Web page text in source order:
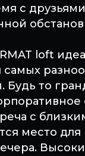
с
loft
самых
Будь то
с
место для